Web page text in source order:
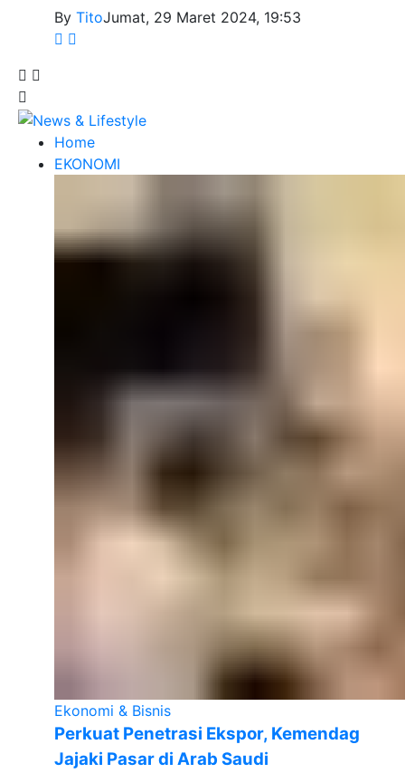
By TitoJumat, 29 Maret 2024, 19:53
Home
EKONOMI
Ekonomi & Bisnis
Perkuat Penetrasi Ekspor, Kemendag
Jajaki Pasar di Arab Saudi